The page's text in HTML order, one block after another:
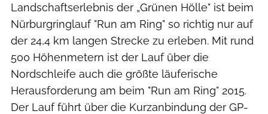
Landschaftserlebnis der „Grünen Hölle" ist beim
Nürburgringlauf "Run am Ring" so richtig nur auf
der 24,4 km langen Strecke zu erleben. Mit rund
500 Höhenmetern ist der Lauf über die
Nordschleife auch die größte läuferische
Herausforderung am beim "Run am Ring" 2015.
Der Lauf führt über die Kurzanbindung der GP-